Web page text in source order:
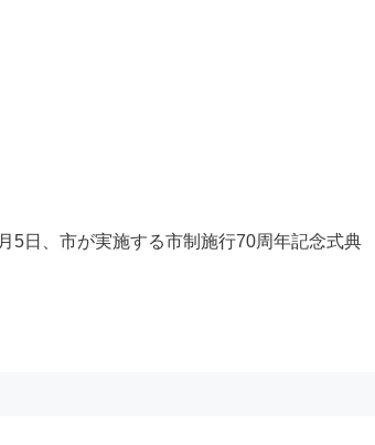
5日、市が実施する市制施行70周年記念式典